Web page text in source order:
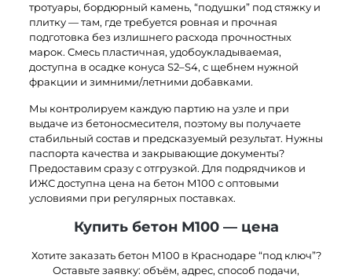
тротуары, бордюрный камень, “подушки” под стяжку и
плитку — там, где требуется ровная и прочная
подготовка без излишнего расхода прочностных
марок. Смесь пластичная, удобоукладываемая,
доступна в осадке конуса S2–S4, с щебнем нужной
фракции и зимними/летними добавками.
Мы контролируем каждую партию на узле и при
выдаче из бетоносмесителя, поэтому вы получаете
стабильный состав и предсказуемый результат. Нужны
паспорта качества и закрывающие документы?
Предоставим сразу с отгрузкой. Для подрядчиков и
ИЖС доступна цена на бетон М100 с оптовыми
условиями при регулярных поставках.
Купить бетон М100 — цена
Хотите заказать бетон М100 в Краснодаре “под ключ”?
Оставьте заявку: объём, адрес, способ подачи,